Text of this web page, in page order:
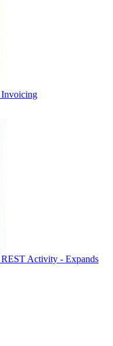
Invoicing
REST Activity - Expands